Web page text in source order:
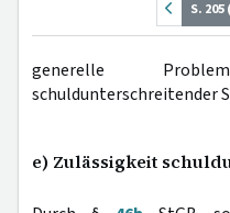
S.
generelle
schuldunterschreitender
e) Zulässigkeit